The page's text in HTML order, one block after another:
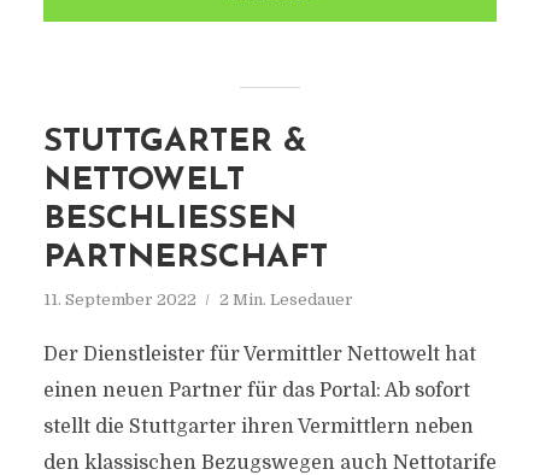
STUTTGARTER &
NETTOWELT
BESCHLIESSEN P
ARTNERSCHAFT
11. September 2022 2 Min. Lesedauer
Der Dienstleister für Vermittler Nettowelt hat
einen neuen Partner für das Portal: Ab sofort
stellt die Stuttgarter ihren Vermittlern neben
den klassischen Bezugswegen auch Nettotarife